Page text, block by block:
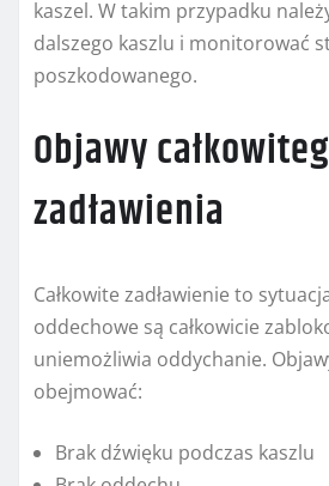
kaszel. W takim przypadku
dalszego kaszlu i monitorować
poszkodowanego.
Objawy
zadławienia
Całkowite zadławienie to
oddechowe są całkowicie
uniemożliwia oddychanie.
obejmować:
Brak dźwięku podczas kaszlu